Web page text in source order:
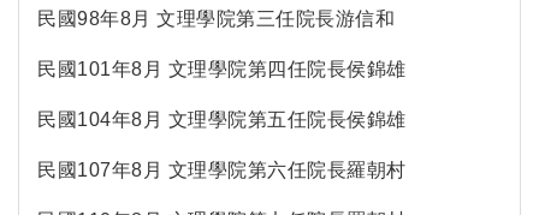
民國98年8月 文理學院第三任院長游信和
民國101年8月 文理學院第四任院長侯錦雄
民國104年8月 文理學院第五任院長侯錦雄
民國107年8月 文理學院第六任院長羅朝村